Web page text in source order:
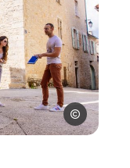
Les Conteurs